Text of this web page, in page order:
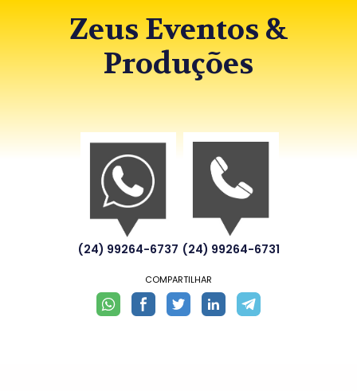
Zeus Eventos &
Produções
(24) 99264-6737 (24) 99264-6731
COMPARTILHAR